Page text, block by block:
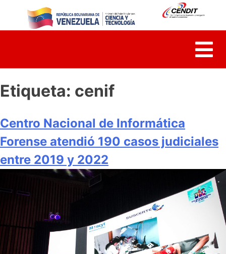
content
Etiqueta: cenif
Centro Nacional de Informática
Forense atendió 190 casos judiciales
entre 2019 y 2022